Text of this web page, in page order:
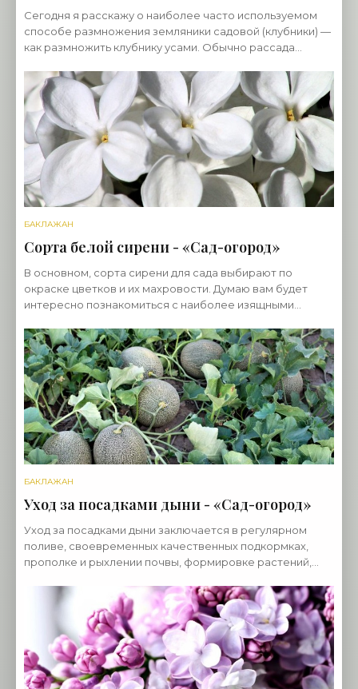
Сегодня я расскажу о наиболее часто используемом
способе размножения земляники садовой (клубники) —
как размножить клубнику усами. Обычно рассада
БАКЛАЖАН
Сорта белой сирени - «Сад-огород»
В основном, сорта сирени для сада выбирают по
окраске цветков и их махровости. Думаю вам будет
интересно познакомиться с наиболее изящными
цветками
БАКЛАЖАН
Уход за посадками дыни - «Сад-огород»
Уход за посадками дыни заключается в регулярном
поливе, своевременных качественных подкормках,
прополке и рыхлении почвы, формировке растений,